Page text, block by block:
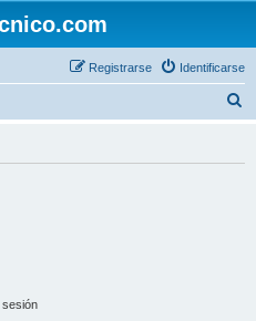
Identificarse
Registrarse
sesión